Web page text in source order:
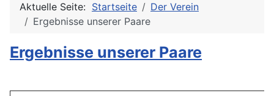
Aktuelle Seite: Startseite
Der Verein
Ergebnisse unserer Paare
Ergebnisse unserer Paare